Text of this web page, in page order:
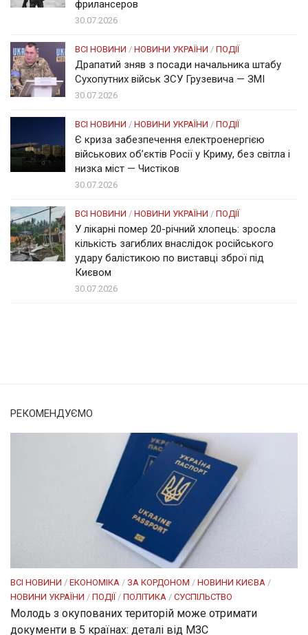
фрилансеров
30.07.2026
ВСІ НОВИНИ / НОВИНИ УКРАЇНИ / ПОДІЇ
Драпатий зняв з посади начальника штабу
Сухопутних військ ЗСУ Грузевича — ЗМІ
30.07.2026
ВСІ НОВИНИ / НОВИНИ УКРАЇНИ / ПОДІЇ
Є криза забезпечення електроенергією
військових об’єктів Росії у Криму, без світла і
низка міст — Чистіков
30.07.2026
ВСІ НОВИНИ / НОВИНИ УКРАЇНИ / ПОДІЇ
У лікарні помер 20-річний хлопець: зросла
кількість загиблих внаслідок російського
удару балістикою по виставці зброї під
Києвом
30.07.2026
РЕКОМЕНДУЄМО
ВСІ НОВИНИ / ЕКОНОМІКА / ЗА КОРДОНОМ / НОВИНИ КИЄВА /
НОВИНИ УКРАЇНИ / ПОДІЇ / ПОЛІТИКА / СУСПІЛЬСТВО
Молодь з окупованих територій може отримати
документи в 5 країнах: деталі від МЗС